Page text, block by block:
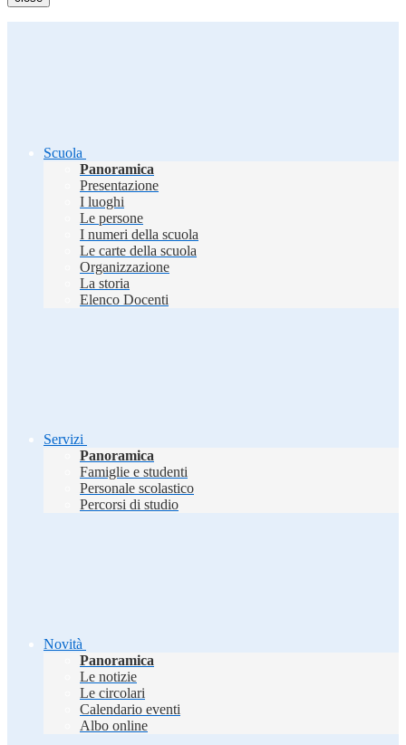
Scuola
Panoramica
Presentazione
I luoghi
Le persone
I numeri della scuola
Le carte della scuola
Organizzazione
La storia
Elenco Docenti
Servizi
Panoramica
Famiglie e studenti
Personale scolastico
Percorsi di studio
Novità
Panoramica
Le notizie
Le circolari
Calendario eventi
Albo online